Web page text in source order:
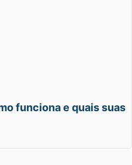
funciona e quais suas